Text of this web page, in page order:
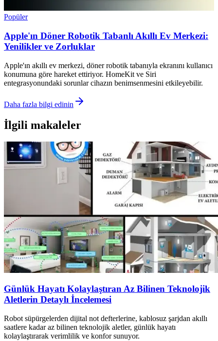
Popüler
Apple'ın Döner Robotik Tabanlı Akıllı Ev Merkezi:
Yenilikler ve Zorluklar
Apple'ın akıllı ev merkezi, döner robotik tabanıyla ekranını kullanıcı
konumuna göre hareket ettiriyor. HomeKit ve Siri
entegrasyonundaki sorunlar cihazın benimsenmesini etkileyebilir.
Daha fazla bilgi edinin
İlgili makaleler
Günlük Hayatı Kolaylaştıran Az Bilinen Teknolojik
Aletlerin Detaylı İncelemesi
Robot süpürgelerden dijital not defterlerine, kablosuz şarjdan akıllı
saatlere kadar az bilinen teknolojik aletler, günlük hayatı
kolaylaştırarak verimlilik ve konfor sunuyor.